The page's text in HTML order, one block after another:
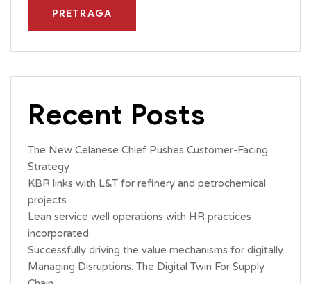
PRETRAGA
Recent Posts
The New Celanese Chief Pushes Customer-Facing
Strategy
KBR links with L&T for refinery and petrochemical
projects
Lean service well operations with HR practices
incorporated
Successfully driving the value mechanisms for digitally
Managing Disruptions: The Digital Twin For Supply